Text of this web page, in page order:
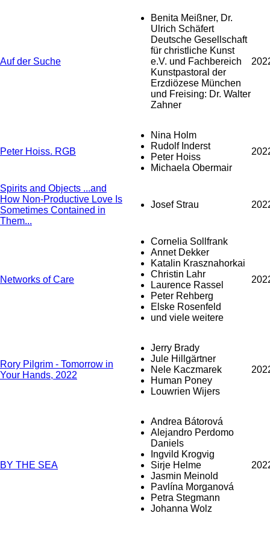
Auf der Suche
Benita Meißner, Dr.
Ulrich Schäfert
Deutsche Gesellschaft
für christliche Kunst
e.V. und Fachbereich
Kunstpastoral der
Erzdiözese München
und Freising: Dr. Walter
Zahner
Peter Hoiss. RGB
Nina Holm
Rudolf Inderst
Peter Hoiss
Michaela Obermair
Spirits and Objects ...and
How Non-Productive Love Is
Sometimes Contained in
Them...
Josef Strau
Networks of Care
Cornelia Sollfrank
Annet Dekker
Katalin Krasznahorkai
Christin Lahr
Laurence Rassel
Peter Rehberg
Elske Rosenfeld
und viele weitere
Rory Pilgrim - Tomorrow in
Your Hands, 2022
Jerry Brady
Jule Hillgärtner
Nele Kaczmarek
Human Poney
Louwrien Wijers
BY THE SEA
Andrea Bátorová
Alejandro Perdomo
Daniels
Ingvild Krogvig
Sirje Helme
Jasmin Meinold
Pavlína Morganová
Petra Stegmann
Johanna Wolz